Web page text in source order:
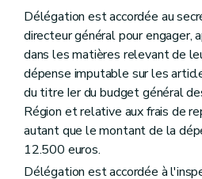
Délégation est accordée au
directeur général pour engager,
dans les matières relevant de
dépense imputable sur les
du titre Ier du budget général
Région et relative aux frais de
autant que le montant de la
12.500 euros.
Délégation est accordée à